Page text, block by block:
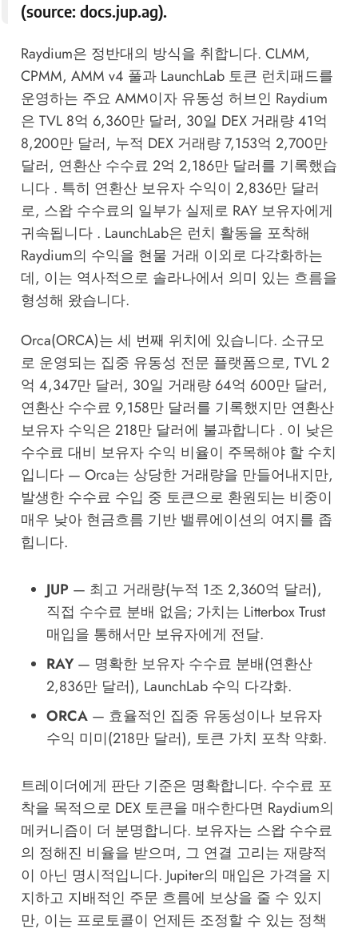
(source: docs.jup.ag).
Raydium은 정반대의 방식을 취합니다. CLMM,
CPMM, AMM v4 풀과 LaunchLab 토큰 런치패드를
운영하는 주요 AMM이자 유동성 허브인 Raydium
은 TVL 8억 6,360만 달러, 30일 DEX 거래량 41억
8,200만 달러, 누적 DEX 거래량 7,153억 2,700만
달러, 연환산 수수료 2억 2,186만 달러를 기록했습
니다 . 특히 연환산 보유자 수익이 2,836만 달러
로, 스왑 수수료의 일부가 실제로 RAY 보유자에게
귀속됩니다 . LaunchLab은 런치 활동을 포착해
Raydium의 수익을 현물 거래 이외로 다각화하는
데, 이는 역사적으로 솔라나에서 의미 있는 흐름을
형성해 왔습니다.
Orca(ORCA)는 세 번째 위치에 있습니다. 소규모
로 운영되는 집중 유동성 전문 플랫폼으로, TVL 2
억 4,347만 달러, 30일 거래량 64억 600만 달러,
연환산 수수료 9,158만 달러를 기록했지만 연환산
보유자 수익은 218만 달러에 불과합니다 . 이 낮은
수수료 대비 보유자 수익 비율이 주목해야 할 수치
입니다 — Orca는 상당한 거래량을 만들어내지만,
발생한 수수료 수입 중 토큰으로 환원되는 비중이
매우 낮아 현금흐름 기반 밸류에이션의 여지를 좁
힙니다.
JUP — 최고 거래량(누적 1조 2,360억 달러),
직접 수수료 분배 없음; 가치는 Litterbox Trust
매입을 통해서만 보유자에게 전달.
RAY— 명확한 보유자 수수료 분배(연환산
2,836만 달러), LaunchLab 수익 다각화.
ORCA— 효율적인 집중 유동성이나 보유자
수익 미미(218만 달러), 토큰 가치 포착 약화.
트레이더에게 판단 기준은 명확합니다. 수수료 포
착을 목적으로 DEX 토큰을 매수한다면 Raydium의
메커니즘이 더 분명합니다. 보유자는 스왑 수수료
의 정해진 비율을 받으며, 그 연결 고리는 재량적
이 아닌 명시적입니다. Jupiter의 매입은 가격을 지
지하고 지배적인 주문 흐름에 보상을 줄 수 있지
만, 이는 프로토콜이 언제든 조정할 수 있는 정책